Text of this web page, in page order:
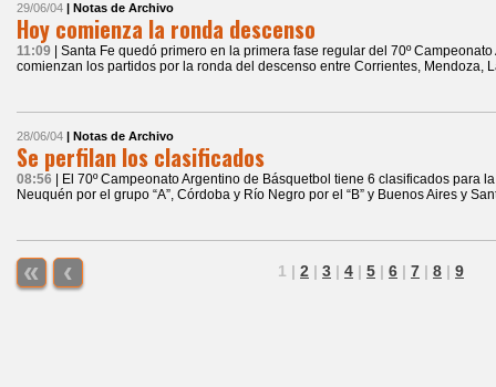
29/06/04 | Notas de Archivo
Hoy comienza la ronda descenso
11:09
| Santa Fe quedó primero en la primera fase regular del 70º
comienzan los partidos por la ronda del descenso entre Corrientes, Mendoza,
28/06/04 | Notas de Archivo
Se perfilan los clasificados
08:56
| El 70º Campeonato Argentino de Básquetbol tiene 6 clasificados para
Neuquén por el grupo “A”, Córdoba y Río Negro por el “B” y Buenos Aires y
« ‹ 1 | 2 | 3 | 4 | 5 | 6 | 7 | 8 | 9